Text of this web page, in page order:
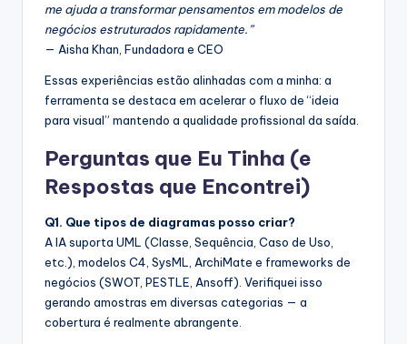
me ajuda a transformar pensamentos em modelos de
negócios estruturados rapidamente.”
— Aisha Khan, Fundadora e CEO
Essas experiências estão alinhadas com a minha: a
ferramenta se destaca em acelerar o fluxo de “ideia
para visual” mantendo a qualidade profissional da saída.
Perguntas que Eu Tinha (e
Respostas que Encontrei)
Q1. Que tipos de diagramas posso criar?
A IA suporta UML (Classe, Sequência, Caso de Uso,
etc.), modelos C4, SysML, ArchiMate e frameworks de
negócios (SWOT, PESTLE, Ansoff). Verifiquei isso
gerando amostras em diversas categorias — a
cobertura é realmente abrangente.